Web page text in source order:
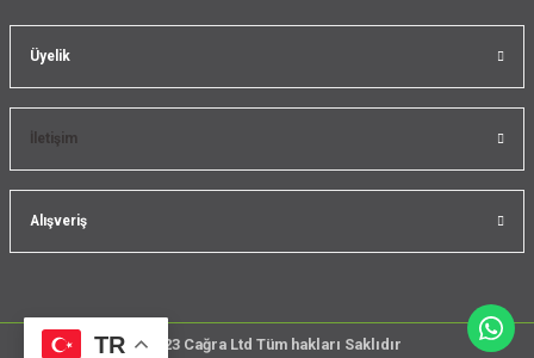
Üyelik
İletişim
Alışveriş
TR @2023 Cağra Ltd Tüm hakları Saklıdır